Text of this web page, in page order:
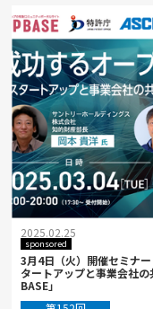
2025.02.25
sponsored
3月4日（火）開催セミナ
タートアップと事業会社
BASE」